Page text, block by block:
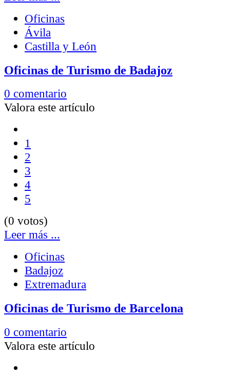
Oficinas
Ávila
Castilla y León
Oficinas de Turismo de Badajoz
0 comentario
Valora este artículo
1
2
3
4
5
(0 votos)
Leer más ...
Oficinas
Badajoz
Extremadura
Oficinas de Turismo de Barcelona
0 comentario
Valora este artículo